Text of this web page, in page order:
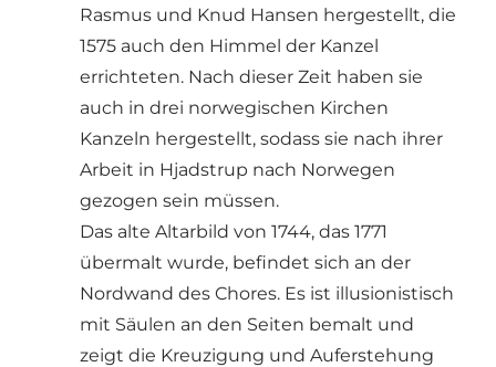
Rasmus und Knud Hansen hergestellt, die
1575 auch den Himmel der Kanzel
errichteten. Nach dieser Zeit haben sie
auch in drei norwegischen Kirchen
Kanzeln hergestellt, sodass sie nach ihrer
Arbeit in Hjadstrup nach Norwegen
gezogen sein müssen.
Das alte Altarbild von 1744, das 1771
übermalt wurde, befindet sich an der
Nordwand des Chores. Es ist illusionistisch
mit Säulen an den Seiten bemalt und
zeigt die Kreuzigung und Auferstehung